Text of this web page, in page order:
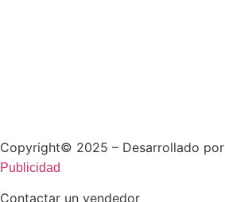
Copyright© 2025 – Desarrollado por
Publicidad
Contactar un vendedor